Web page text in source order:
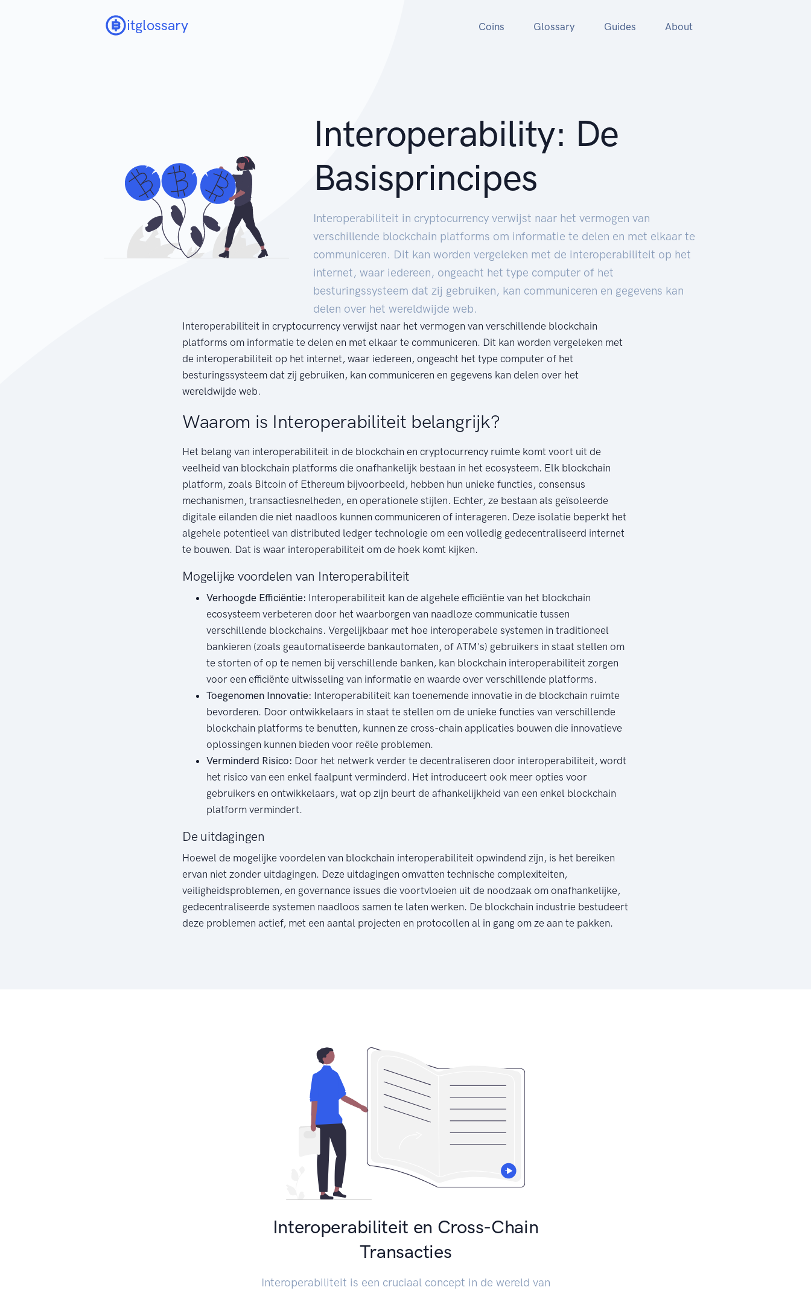
itglossary Coins Glossary Guides About
Interoperability: De
Basisprincipes
Interoperabiliteit in cryptocurrency verwijst naar het vermogen van
verschillende blockchain platforms om informatie te delen en met elkaar te
communiceren. Dit kan worden vergeleken met de interoperabiliteit op het
internet, waar iedereen, ongeacht het type computer of het
besturingssysteem dat zij gebruiken, kan communiceren en gegevens kan
delen over het wereldwijde web.
Interoperabiliteit in cryptocurrency verwijst naar het vermogen van verschillende blockchain
platforms om informatie te delen en met elkaar te communiceren. Dit kan worden vergeleken met
de interoperabiliteit op het internet, waar iedereen, ongeacht het type computer of het
besturingssysteem dat zij gebruiken, kan communiceren en gegevens kan delen over het
wereldwijde web.
Waarom is Interoperabiliteit belangrijk?
Het belang van interoperabiliteit in de blockchain en cryptocurrency ruimte komt voort uit de
veelheid van blockchain platforms die onafhankelijk bestaan in het ecosysteem. Elk blockchain
platform, zoals Bitcoin of Ethereum bijvoorbeeld, hebben hun unieke functies, consensus
mechanismen, transactiesnelheden, en operationele stijlen. Echter, ze bestaan als geïsoleerde
digitale eilanden die niet naadloos kunnen communiceren of interageren. Deze isolatie beperkt het
algehele potentieel van distributed ledger technologie om een volledig gedecentraliseerd internet
te bouwen. Dat is waar interoperabiliteit om de hoek komt kijken.
Mogelijke voordelen van Interoperabiliteit
Verhoogde Efficiëntie: Interoperabiliteit kan de algehele efficiëntie van het blockchain
ecosysteem verbeteren door het waarborgen van naadloze communicatie tussen
verschillende blockchains. Vergelijkbaar met hoe interoperabele systemen in traditioneel
bankieren (zoals geautomatiseerde bankautomaten, of ATM's) gebruikers in staat stellen om
te storten of op te nemen bij verschillende banken, kan blockchain interoperabiliteit zorgen
voor een efficiënte uitwisseling van informatie en waarde over verschillende platforms.
Toegenomen Innovatie: Interoperabiliteit kan toenemende innovatie in de blockchain ruimte
bevorderen. Door ontwikkelaars in staat te stellen om de unieke functies van verschillende
blockchain platforms te benutten, kunnen ze cross-chain applicaties bouwen die innovatieve
oplossingen kunnen bieden voor reële problemen.
Verminderd Risico: Door het netwerk verder te decentraliseren door interoperabiliteit, wordt
het risico van een enkel faalpunt verminderd. Het introduceert ook meer opties voor
gebruikers en ontwikkelaars, wat op zijn beurt de afhankelijkheid van een enkel blockchain
platform vermindert.
De uitdagingen
Hoewel de mogelijke voordelen van blockchain interoperabiliteit opwindend zijn, is het bereiken
ervan niet zonder uitdagingen. Deze uitdagingen omvatten technische complexiteiten,
veiligheidsproblemen, en governance issues die voortvloeien uit de noodzaak om onafhankelijke,
gedecentraliseerde systemen naadloos samen te laten werken. De blockchain industrie bestudeert
deze problemen actief, met een aantal projecten en protocollen al in gang om ze aan te pakken.
Interoperabiliteit en Cross-Chain
Transacties
Interoperabiliteit is een cruciaal concept in de wereld van